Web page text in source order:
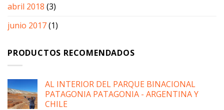
abril 2018 (3)
junio 2017(1)
PRODUCTOS RECOMENDADOS
AL INTERIOR DEL PARQUE BINACIONAL
PATAGONIA PATAGONIA - ARGENTINA Y
CHILE